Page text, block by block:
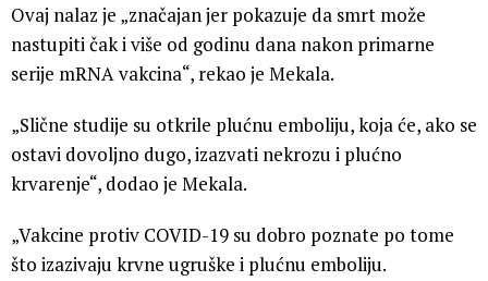
Ovaj nalaz je „značajan jer pokazuje da smrt može
nastupiti čak i više od godinu dana nakon primarne
serije mRNA vakcina“, rekao je Mekala.
„Slične studije su otkrile plućnu emboliju, koja će, ako se
ostavi dovoljno dugo, izazvati nekrozu i plućno
krvarenje“, dodao je Mekala.
„Vakcine protiv COVID-19 su dobro poznate po tome
što izazivaju krvne ugruške i plućnu emboliju.